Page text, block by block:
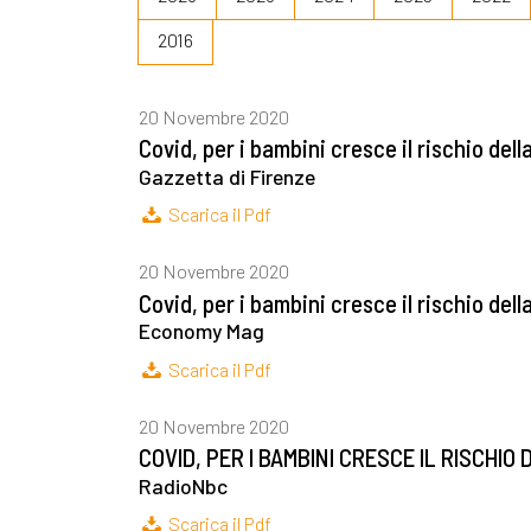
2016
20 Novembre 2020
Covid, per i bambini cresce il rischio
Gazzetta di Firenze
Scarica il Pdf
20 Novembre 2020
Covid, per i bambini cresce il rischio
Economy Mag
Scarica il Pdf
20 Novembre 2020
COVID, PER I BAMBINI CRESCE IL
RadioNbc
Scarica il Pdf